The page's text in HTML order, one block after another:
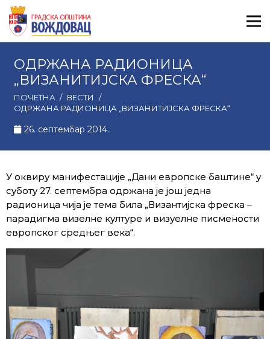
ОДРЖАНА РАДИОНИЦА
„ВИЗАНИТИЈСКА ФРЕСКА“
ПОЧЕТНА / ВЕСТИ
/
ОДРЖАНА РАДИОНИЦА „ВИЗАНИТИЈСКА ФРЕСКА“
26. септембар 2014.
У оквиру манифестације „Дани европске баштине“ у
суботу 27. септембра одржана је још једна
радионица чија је тема била „Византијска фреска –
парадигма визелне културе и визуелне писмености
европског средњег века“.